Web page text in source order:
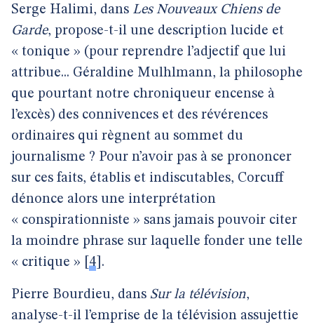
Serge Halimi, dans Les Nouveaux Chiens de
Garde, propose-t-il une description lucide et
« tonique » (pour reprendre l’adjectif que lui
attribue... Géraldine Mulhlmann, la philosophe
que pourtant notre chroniqueur encense à
l’excès) des connivences et des révérences
ordinaires qui règnent au sommet du
journalisme ? Pour n’avoir pas à se prononcer
sur ces faits, établis et indiscutables, Corcuff
dénonce alors une interprétation
« conspirationniste » sans jamais pouvoir citer
la moindre phrase sur laquelle fonder une telle
« critique »
4 .
Pierre Bourdieu, dans Sur la télévision,
analyse-t-il l’emprise de la télévision assujettie